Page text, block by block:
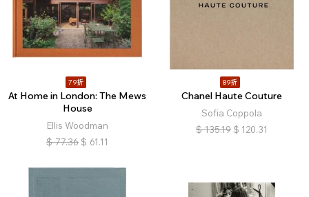
79折
At Home in London: The Mews
House
Ellis Woodman
$ 77.36 $ 61.11
89折
Chanel Haute Couture
Sofia Coppola
$ 135.19 $ 120.31